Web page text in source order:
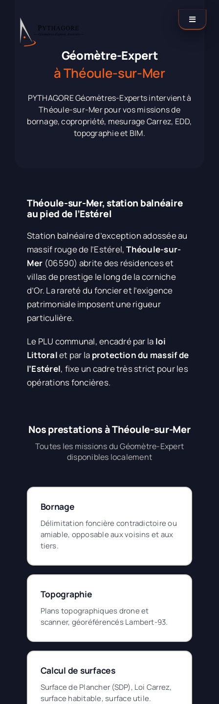
contenu
Toggle
Contactez-nous !
Géomètre-Expert
à Théoule-sur-Mer
PYTHAGORE Géomètres-Experts intervient à
Théoule-sur-Mer pour vos missions de
bornage, copropriété, mesurage Carrez, EDD,
topographie et BIM.
Théoule-sur-Mer, station balnéaire
au pied de l’Estérel
Station balnéaire d’exception adossée au
massif rouge de l’Estérel,Théoule-sur-
Mer (06590) abrite des résidences et
villas de prestige le long de la corniche
d’Or. La rareté du foncier et l’exigence
patrimoniale imposent une rigueur
particulière.
Le PLU communal, encadré par la loi
Littoralet par la protection du massif de
l’Estérel, fixe un cadre très strict pour les
opérations foncières.
Nos prestations à Théoule-sur-Mer
Toutes les missions du Géomètre-Expert
disponibles localement
Bornage
Délimitation foncière contradictoire ou
amiable, opposable aux voisins et aux
tiers.
Topographie
Plans topographiques drone et
scanner, géoréférencés Lambert-93.
Calcul de surfaces
Surface de Plancher (SDP), Loi Carrez,
surface habitable, surface utile.